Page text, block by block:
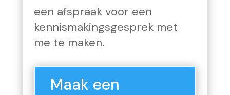
een afspraak voor een
kennismakingsgesprek met
me te maken.
Maak een